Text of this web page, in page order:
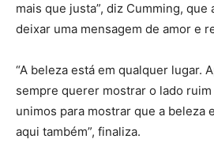
mais que justa”, diz Cumming, que
deixar uma mensagem de amor e
“A beleza está em qualquer lugar.
sempre querer mostrar o lado
unimos para mostrar que a beleza
aqui também”, finaliza.